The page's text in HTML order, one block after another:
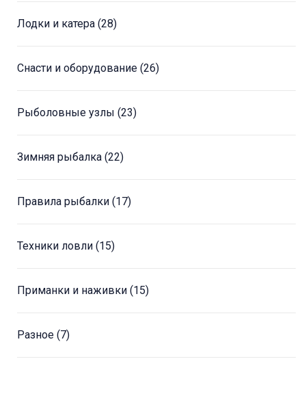
Лодки и катера (28)
Снасти и оборудование (26)
Рыболовные узлы (23)
Зимняя рыбалка (22)
Правила рыбалки (17)
Техники ловли (15)
Приманки и наживки (15)
Разное (7)